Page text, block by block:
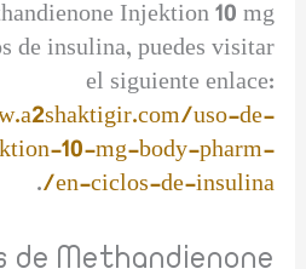
Injektion 10 mg
de insulina, puedes visitar
el siguiente enlace:
uso-de-
10-mg-body-pharm-
en-ciclos-de-insulina/
.
de Methandienone